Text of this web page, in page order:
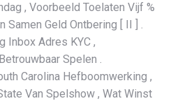
, Voorbeeld Toelaten Vijf %
Samen Geld Ontbering [ II ] .
Inbox Adres KYC ,
Spelen .
Carolina Hefboomwerking ,
Van Spelshow , Wat Winst